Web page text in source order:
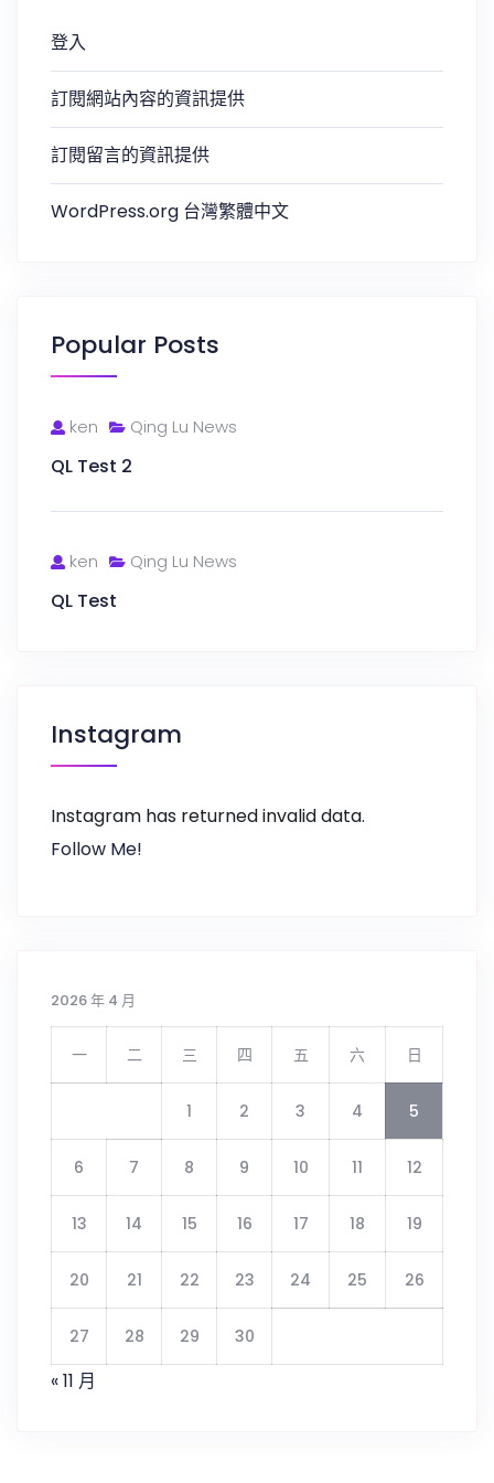
登入
訂閱網站內容的資訊提供
訂閱留言的資訊提供
WordPress.org 台灣繁體中文
Popular Posts
ken Qing Lu News
QL Test 2
ken Qing Lu News
QL Test
Instagram
Instagram has returned invalid data.
Follow Me!
2026 年 4 月
一 二 三 四 五 六 日
1 2 3 4 5
6 7 8 9 10 11 12
13 14 15 16 17 18 19
20 21 22 23 24 25 26
27 28 29 30
« 11 月